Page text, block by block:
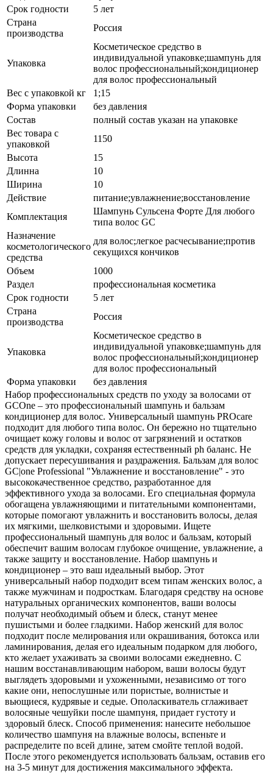
Срок годности
5 лет
Страна
производства
Россия
Упаковка
Косметическое средство в
индивидуальной упаковке;шампунь для
волос профессиональный;кондиционер
для волос профессиональный
Вес с упаковкой кг
1;15
Форма упаковки
без давления
Состав
полный состав указан на упаковке
Вес товара с
упаковкой
1150
Высота
15
Длинна
10
Ширина
10
Действие
питание;увлажнение;восстановление
Комплектация
Шампунь Сульсена Форте Для любого
типа волос GC
Назначение
косметологического
средства
для волос;легкое расчесывание;против
секущихся кончиков
Объем
1000
Раздел
профессиональная косметика
Срок годности
5 лет
Страна
производства
Россия
Упаковка
Косметическое средство в
индивидуальной упаковке;шампунь для
волос профессиональный;кондиционер
для волос профессиональный
Форма упаковки
без давления
Набор профессиональных средств по уходу за волосами от
GCOne – это профессиональный шампунь и бальзам
кондиционер для волос. Универсальный шампунь PROcare
подходит для любого типа волос. Он бережно но тщательно
очищает кожу головы и волос от загрязнений и остатков
средств для укладки, сохраняя естественный ph баланс. Не
допускает пересушивания и раздражения. Бальзам для волос
GC|one Professional "Увлажнение и восстановление" - это
высококачественное средство, разработанное для
эффективного ухода за волосами. Его специальная формула
обогащена увлажняющими и питательными компонентами,
которые помогают увлажнить и восстановить волосы, делая
их мягкими, шелковистыми и здоровыми. Ищете
профессиональный шампунь для волос и бальзам, который
обеспечит вашим волосам глубокое очищение, увлажнение, а
также защиту и восстановление. Набор шампунь и
кондиционер – это ваш идеальный выбор. Этот
универсальный набор подходит всем типам женских волос, а
также мужчинам и подросткам. Благодаря средству на основе
натуральных органических компонентов, ваши волосы
получат необходимый объем и блеск, станут менее
пушистыми и более гладкими. Набор женский для волос
подходит после мелирования или окрашивания, ботокса или
ламинирования, делая его идеальным подарком для любого,
кто желает ухаживать за своими волосами ежедневно. С
нашим восстанавливающим набором, ваши волосы будут
выглядеть здоровыми и ухоженными, независимо от того
какие они, непослушные или пористые, волнистые и
вьющиеся, кудрявые и седые. Ополаскиватель сглаживает
волосяные чешуйки после шампуня, придает густоту и
здоровый блеск. Способ применения: нанесите небольшое
количество шампуня на влажные волосы, вспеньте и
распределите по всей длине, затем смойте теплой водой.
После этого рекомендуется использовать бальзам, оставив его
на 3-5 минут для достижения максимального эффекта.